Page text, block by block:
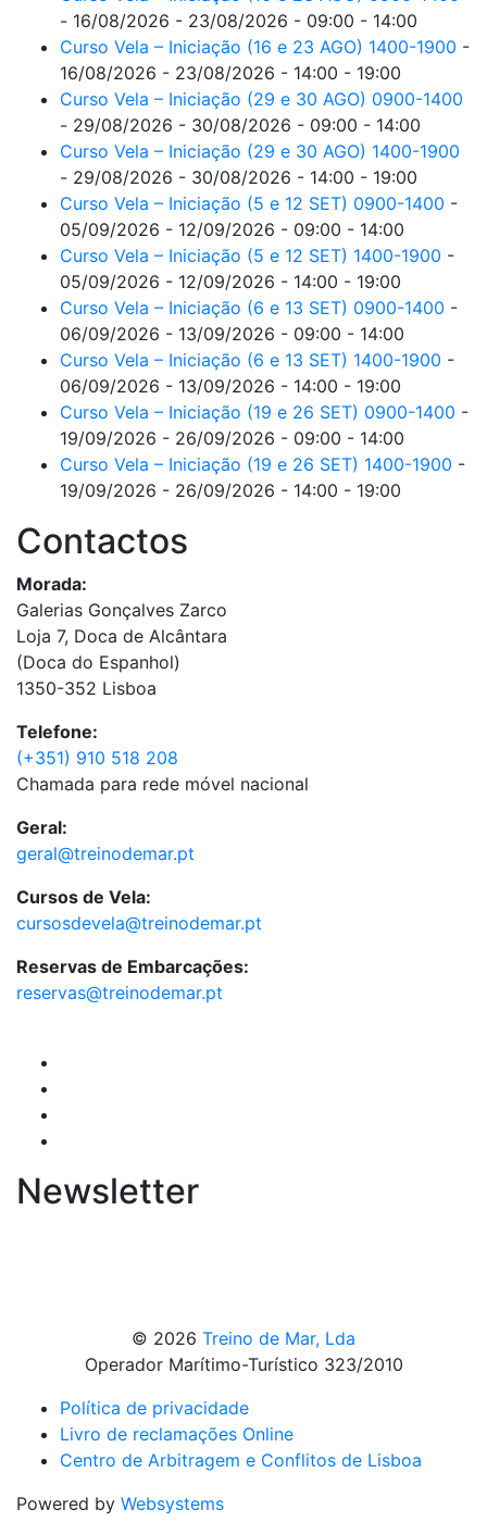
- 16/08/2026 - 23/08/2026 - 09:00 - 14:00
Curso Vela – Iniciação (16 e 23 AGO) 1400-1900 -
16/08/2026 - 23/08/2026 - 14:00 - 19:00
Curso Vela – Iniciação (29 e 30 AGO) 0900-1400
- 29/08/2026 - 30/08/2026 - 09:00 - 14:00
Curso Vela – Iniciação (29 e 30 AGO) 1400-1900
- 29/08/2026 - 30/08/2026 - 14:00 - 19:00
Curso Vela – Iniciação (5 e 12 SET) 0900-1400 -
05/09/2026 - 12/09/2026 - 09:00 - 14:00
Curso Vela – Iniciação (5 e 12 SET) 1400-1900 -
05/09/2026 - 12/09/2026 - 14:00 - 19:00
Curso Vela – Iniciação (6 e 13 SET) 0900-1400 -
06/09/2026 - 13/09/2026 - 09:00 - 14:00
Curso Vela – Iniciação (6 e 13 SET) 1400-1900 -
06/09/2026 - 13/09/2026 - 14:00 - 19:00
Curso Vela – Iniciação (19 e 26 SET) 0900-1400 -
19/09/2026 - 26/09/2026 - 09:00 - 14:00
Curso Vela – Iniciação (19 e 26 SET) 1400-1900 -
19/09/2026 - 26/09/2026 - 14:00 - 19:00
Contactos
Morada:
Galerias Gonçalves Zarco
Loja 7, Doca de Alcântara
(Doca do Espanhol)
1350-352 Lisboa
Telefone:
(+351) 910 518 208
Chamada para rede móvel nacional
Geral:
geral@treinodemar.pt
Cursos de Vela:
cursosdevela@treinodemar.pt
Reservas de Embarcações:
reservas@treinodemar.pt
Newsletter
© 2026 Treino de Mar, Lda
Operador Marítimo-Turístico 323/2010
Política de privacidade
Livro de reclamações Online
Centro de Arbitragem e Conflitos de Lisboa
Powered by Websystems